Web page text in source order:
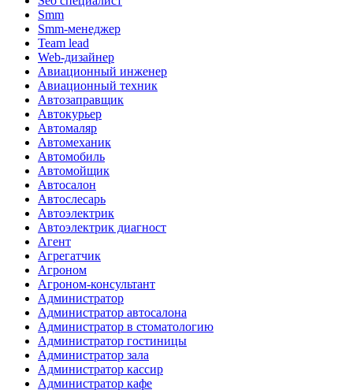
Smm
Smm-менеджер
Team lead
Web-дизайнер
Авиационный инженер
Авиационный техник
Автозаправщик
Автокурьер
Автомаляр
Автомеханик
Автомобиль
Автомойщик
Автосалон
Автослесарь
Автоэлектрик
Автоэлектрик диагност
Агент
Агрегатчик
Агроном
Агроном-консультант
Администратор
Администратор автосалона
Администратор в стоматологию
Администратор гостиницы
Администратор зала
Администратор кассир
Администратор кафе